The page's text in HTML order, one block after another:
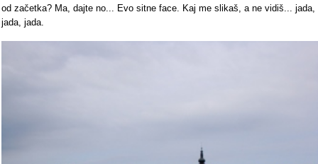
od začetka? Ma, dajte no... Evo sitne face. Kaj me slikaš, a ne vidiš... jada,
jada, jada.